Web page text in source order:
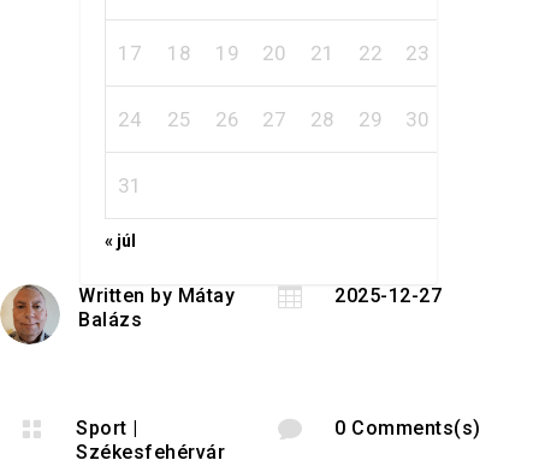
17 18 19 20 21 22 23
24 25 26 27 28 29 30
31
« júl
Written by Mátay
Balázs
 2025-12-27
 Sport |
Székesfehérvár
 0 Comments(s)